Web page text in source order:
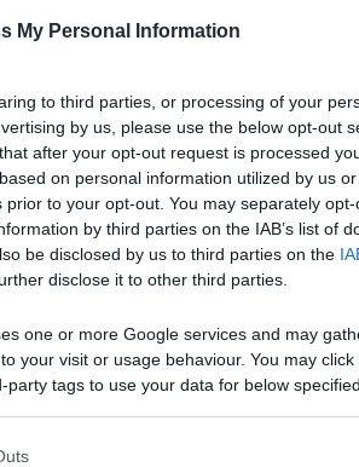
My Personal Information
to third parties, or processing of your
by us, please use the below opt-out
after your opt-out request is processed
on personal information utilized by us
to your opt-out. You may separately
by third parties on the IAB’s list of
be disclosed by us to third parties on the
disclose it to other third parties.
one or more Google services and may
your visit or usage behaviour. You may
tags to use your data for below
ho un ducato penultima serie, ma gia'
e poi se lo hai fissato con delle viti
aver riportato dei buoni risultati. C'è un